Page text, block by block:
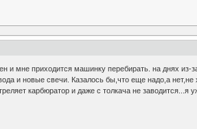
и мне приходится машинку перебирать. на днях из-
и новые свечи. Казалось бы,что еще надо,а
карбюратор и даже с толкача не